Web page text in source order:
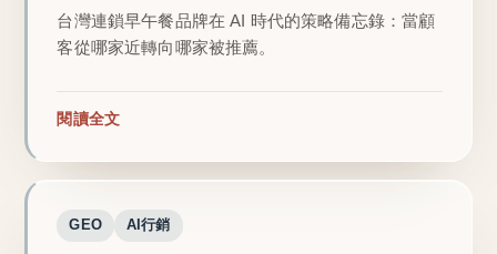
台灣連鎖早午餐品牌在 AI 時代的策略備忘錄：當顧
客從哪家近轉向哪家被推薦。
閱讀全文
GEO AI行銷